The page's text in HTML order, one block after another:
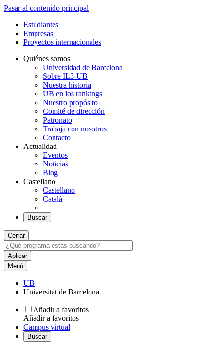
Pasar al contenido principal
Estudiantes
Empresas
Proyectos internacionales
Quiénes somos
Universidad de Barcelona
Sobre IL3-UB
Nuestra historia
UB en los rankings
Nuestro propósito
Comité de dirección
Patronato
Trabaja con nosotros
Contacto
Actualidad
Eventos
Noticias
Blog
Castellano
Castellano
Català
Buscar
Cerrar
Menú
UB
Universitat de Barcelona
Añadir a favoritos
Añadir a favoritos
Campus virtual
Buscar